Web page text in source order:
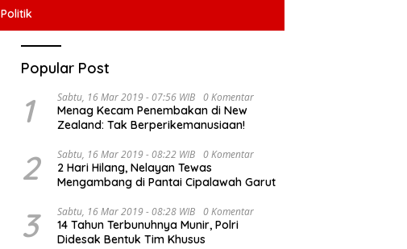
Politik
Popular Post
1 Sabtu, 16 Mar 2019 - 07:56 WIB 0 Komentar
Menag Kecam Penembakan di New
Zealand: Tak Berperikemanusiaan!
2 Sabtu, 16 Mar 2019 - 08:22 WIB 0 Komentar
2 Hari Hilang, Nelayan Tewas
Mengambang di Pantai Cipalawah Garut
3 Sabtu, 16 Mar 2019 - 08:28 WIB 0 Komentar
14 Tahun Terbunuhnya Munir, Polri
Didesak Bentuk Tim Khusus